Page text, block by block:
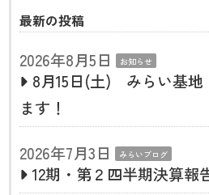
最新の投稿
2026年8月5日 お知らせ
8月15日(土) みらい基地
ます！
2026年7月3日
みらいブログ
12期・第２四半期決算報